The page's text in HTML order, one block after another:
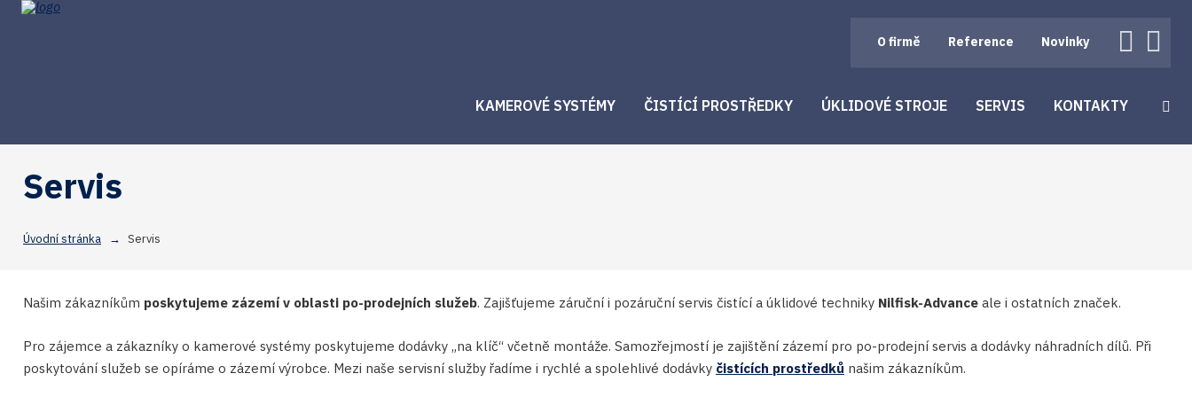
O firmě Reference Novinky
KAMEROVÉ SYSTÉMY ČISTÍCÍ PROSTŘEDKY ÚKLIDOVÉ STROJE SERVIS KONTAKTY
Servis
Úvodní stránka Servis
Našim zákazníkům poskytujeme zázemí v oblasti po-prodejních služeb. Zajišťujeme záruční i pozáruční servis čistící a úklidové techniky Nilfisk-Advance ale i ostatních značek.
Pro zájemce a zákazníky o kamerové systémy poskytujeme dodávky „na klíč“ včetně montáže. Samozřejmostí je zajištění zázemí pro po-prodejní servis a dodávky náhradních dílů. Při
poskytování služeb se opíráme o zázemí výrobce. Mezi naše servisní služby řadíme i rychlé a spolehlivé dodávky čistících prostředků našim zákazníkům.